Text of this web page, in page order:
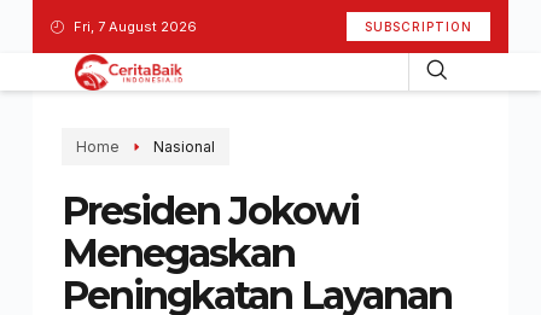
Fri, 7 August 2026 SUBSCRIPTION
Home Nasional
Presiden Jokowi
Menegaskan
Peningkatan Layanan